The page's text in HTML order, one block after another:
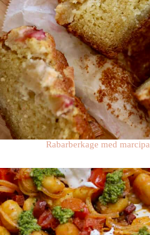
Rabarberkage med